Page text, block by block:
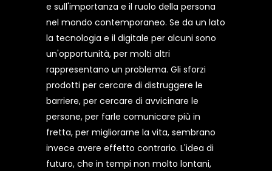
e sull'importanza e il ruolo della persona
nel mondo contemporaneo. Se da un lato
la tecnologia e il digitale per alcuni sono
un'opportunità, per molti altri
rappresentano un problema. Gli sforzi
prodotti per cercare di distruggere le
barriere, per cercare di avvicinare le
persone, per farle comunicare più in
fretta, per migliorarne la vita, sembrano
invece avere effetto contrario. L'idea di
futuro, che in tempi non molto lontani,